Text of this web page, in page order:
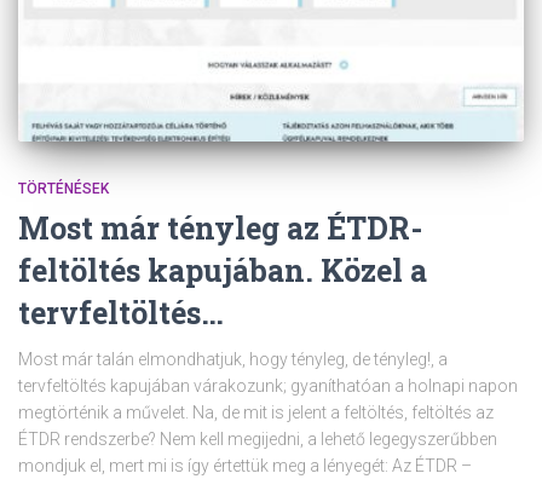
TÖRTÉNÉSEK
Most már tényleg az ÉTDR-
feltöltés kapujában. Közel a
tervfeltöltés…
Most már talán elmondhatjuk, hogy tényleg, de tényleg!, a
tervfeltöltés kapujában várakozunk; gyaníthatóan a holnapi napon
megtörténik a művelet. Na, de mit is jelent a feltöltés, feltöltés az
ÉTDR rendszerbe? Nem kell megijedni, a lehető legegyszerűbben
mondjuk el, mert mi is így értettük meg a lényegét: Az ÉTDR –